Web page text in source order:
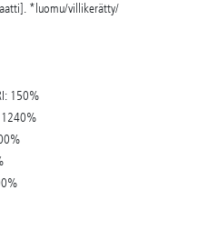
*luomu/villikerätty/
150%